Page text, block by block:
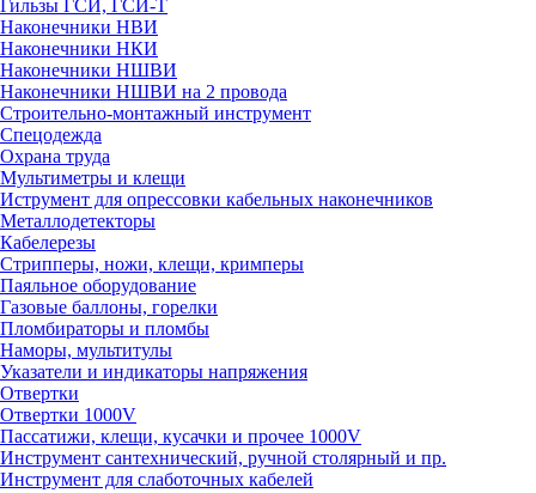
Гильзы ГСИ, ГСИ-Т
Наконечники НВИ
Наконечники НКИ
Наконечники НШВИ
Наконечники НШВИ на 2 провода
Строительно-монтажный инструмент
Спецодежда
Охрана труда
Мультиметры и клещи
Иструмент для опрессовки кабельных наконечников
Металлодетекторы
Кабелерезы
Стрипперы, ножи, клещи, кримперы
Паяльное оборудование
Газовые баллоны, горелки
Пломбираторы и пломбы
Наморы, мультитулы
Указатели и индикаторы напряжения
Отвертки
Отвертки 1000V
Пассатижи, клещи, кусачки и прочее 1000V
Инструмент сантехнический, ручной столярный и пр.
Инструмент для слаботочных кабелей